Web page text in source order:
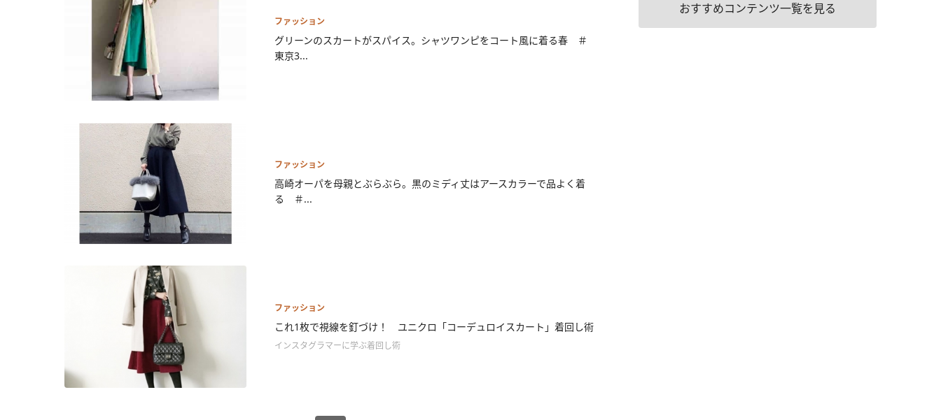
ファッション
グリーンのスカートがスパイス。シャツワンピをコート風に着る春 ＃
東京3...
ファッション
高崎オーパを母親とぶらぶら。黒のミディ丈はアースカラーで品よく着
る ＃...
ファッション
これ1枚で視線を釘づけ！ ユニクロ「コーデュロイスカート」着回し術
インスタグラマーに学ぶ着回し術
おすすめコンテンツ一覧を見る